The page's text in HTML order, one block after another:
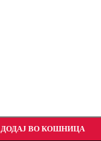
ДОДАЈ ВО КОШНИЦА